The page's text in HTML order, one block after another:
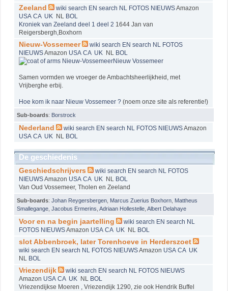
Zeeland wiki search EN search NL FOTOS NIEUWSAmazon
USA CA UK NL BOL
Kroniek van Zeeland deel 1 deel 2 1644 Jan van
Reigersbergh,Boxhorn
Nieuw-Vossemeer wiki search EN search NL FOTOS
NIEUWSAmazon USA CA UK NL BOL
Nieuw Vossemeer
Samen vormden we vroeger de Ambachtsheerlijkheid, met
Vrijberghe erbij.
Hoe kom ik naar Nieuw Vossemeer ? (noem onze site als referentie!)
Sub-boards: Borstrock
Nederland wiki search EN search NL FOTOS NIEUWSAmazon
USA CA UK NL BOL
De geschiedenis
Geschiedschrijvers wiki search EN search NL FOTOS
NIEUWSAmazon USA CA UK NL BOL
Van Oud Vossemeer, Tholen en Zeeland
Sub-boards: Johan Reygersbergen Marcus Zuerius Boxhorn Mattheus
Smallegange Jacobus Ermerins Adriaan Hollestelle Albert Delahaye
Voor en na begin jaartelling wiki search EN search NL
FOTOS NIEUWSAmazon USA CA UK NL BOL
slot Abbenbroek, later Torenhoeve in Herderszoet
wiki search EN search NL FOTOS NIEUWSAmazon USA CA UK
NL BOL
Vriezendijk wiki search EN search NL FOTOS NIEUWS
Amazon USA CA UK NL BOL
Vriezendijkse Moeren , Vriezendijk 1290, zie ook Hendrik Buffel